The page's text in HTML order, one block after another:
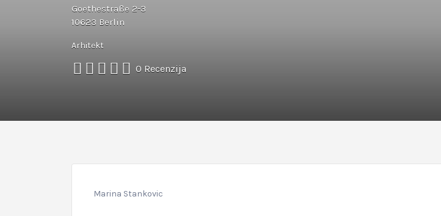
Goethestraße 2-3
10623 Berlin
Arhitekt
0 Recenzija
Marina Stankovic